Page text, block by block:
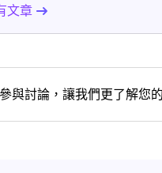
文章
參與討論，讓我們更了解您